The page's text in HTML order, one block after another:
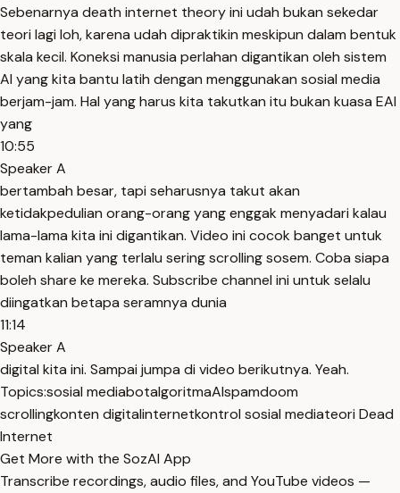
Sebenarnya death internet theory ini udah bukan sekedar
teori lagi loh, karena udah dipraktikin meskipun dalam bentuk
skala kecil. Koneksi manusia perlahan digantikan oleh sistem
AI yang kita bantu latih dengan menggunakan sosial media
berjam-jam. Hal yang harus kita takutkan itu bukan kuasa EAI
yang
10:55
Speaker A
bertambah besar, tapi seharusnya takut akan
ketidakpedulian orang-orang yang enggak menyadari kalau
lama-lama kita ini digantikan. Video ini cocok banget untuk
teman kalian yang terlalu sering scrolling sosem. Coba siapa
boleh share ke mereka. Subscribe channel ini untuk selalu
diingatkan betapa seramnya dunia
11:14
Speaker A
digital kita ini. Sampai jumpa di video berikutnya. Yeah.
Topics:sosial mediabotalgoritmaAIspamdoom
scrollingkonten digitalinternetkontrol sosial mediateori Dead
Internet
Get More with the SozAI App
Transcribe recordings, audio files, and YouTube videos —